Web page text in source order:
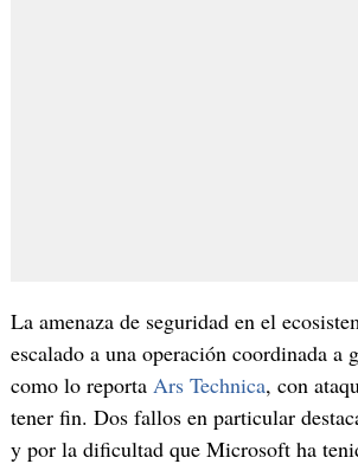
La amenaza de seguridad en el
escalado a una operación coordinada a
como lo reporta Ars Technica, con
tener fin. Dos fallos en particular
y por la dificultad que Microsoft ha